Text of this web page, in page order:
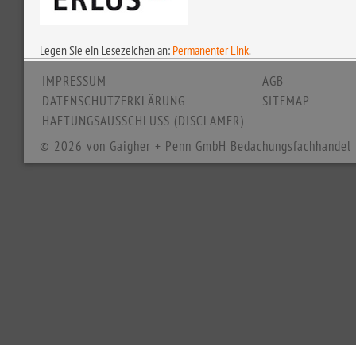
Legen Sie ein Lesezeichen an: Permanenter Link.
IMPRESSUM
DATENSCHUTZERKLÄRUNG
HAFTUNGSAUSSCHLUSS (DISCLAMER)
AGB
SITEMAP
© 2026 von Gaigher + Penn GmbH Bedachungsfachhandel